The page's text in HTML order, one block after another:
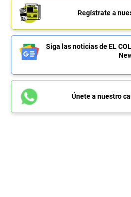
Regístrate a
Siga las noticias de EL
Únete a nuestro